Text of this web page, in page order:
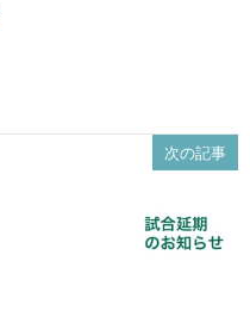
次の記事